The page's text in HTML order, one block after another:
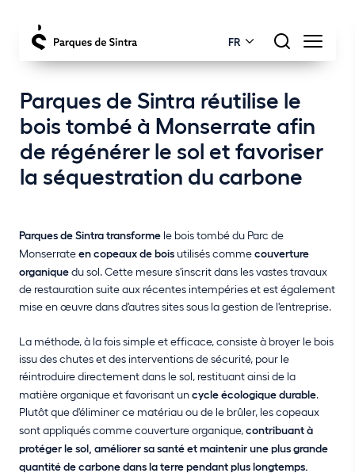
FR
Parques de Sintra réutilise le
bois tombé à Monserrate afin
de régénérer le sol et favoriser
la séquestration du carbone
Parques de Sintratransforme le bois tombé du Parc de
Monserrateen copeaux de bois utilisés commecouverture
organiquedu sol. Cette mesure s'inscrit dans les vastes travaux
de restauration suite aux récentes intempéries et est également
mise en œuvre dans d'autres sites sous la gestion de l'entreprise.
La méthode, à la fois simple et efficace, consiste à broyer le bois
issu des chutes et des interventions de sécurité, pour le
réintroduire directement dans le sol, restituant ainsi de la
matière organique et favorisant uncycle écologique durable.
Plutôt que d'éliminer ce matériau ou de le brûler, les copeaux
sont appliqués comme couverture organique,contribuant à
protéger le sol, améliorer sa santé et maintenir une plus grande
quantité de carbone dans la terre pendant plus longtemps.